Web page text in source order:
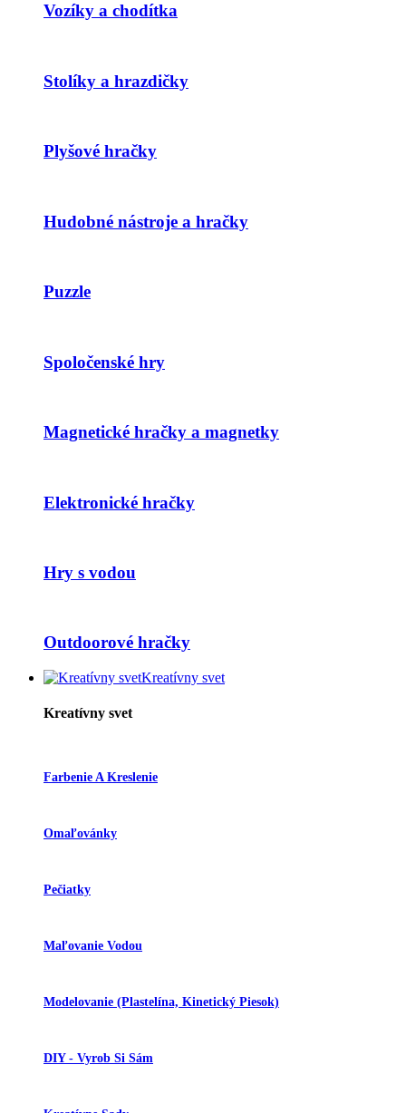
Vozíky a chodítka
Stolíky a hrazdičky
Plyšové hračky
Hudobné nástroje a hračky
Puzzle
Spoločenské hry
Magnetické hračky a magnetky
Elektronické hračky
Hry s vodou
Outdoorové hračky
Kreatívny svet
Kreatívny svet
Farbenie A Kreslenie
Omaľovánky
Pečiatky
Maľovanie Vodou
Modelovanie (plastelína, Kinetický Piesok)
DIY - Vyrob Si Sám